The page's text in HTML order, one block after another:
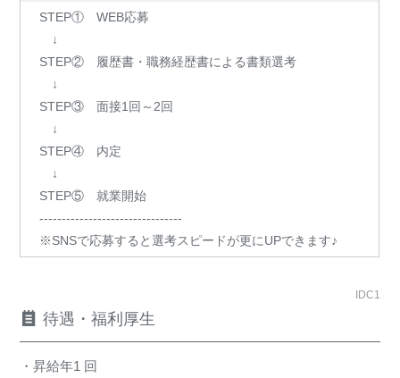
STEP① WEB応募
↓
STEP② 履歴書・職務経歴書による書類選考
↓
STEP③ 面接1回～2回
↓
STEP④ 内定
↓
STEP⑤ 就業開始
--------------------------------
※SNSで応募すると選考スピードが更にUPできます♪
IDC1
待遇・福利厚生
・昇給年1 回